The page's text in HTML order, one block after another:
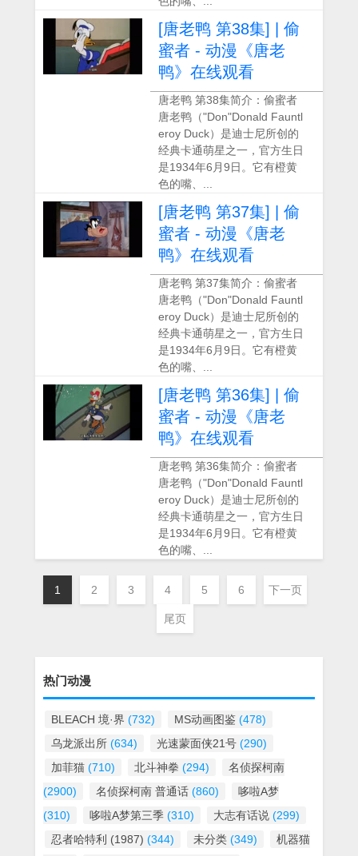
[唐老鸭 第38集] | 偷
蜜者 - 动漫《唐老
鸭》在线观看
唐老鸭 第38集简介：偷蜜者
唐老鸭（"Don"Donald Fauntl
eroy Duck）是迪士尼所创的
经典卡通萌星之一，官方生日
是1934年6月9日。它有橙黄
色的嘴、...
[唐老鸭 第37集] | 偷
蜜者 - 动漫《唐老
鸭》在线观看
唐老鸭 第37集简介：偷蜜者
唐老鸭（"Don"Donald Fauntl
eroy Duck）是迪士尼所创的
经典卡通萌星之一，官方生日
是1934年6月9日。它有橙黄
色的嘴、...
[唐老鸭 第36集] | 偷
蜜者 - 动漫《唐老
鸭》在线观看
唐老鸭 第36集简介：偷蜜者
唐老鸭（"Don"Donald Fauntl
eroy Duck）是迪士尼所创的
经典卡通萌星之一，官方生日
是1934年6月9日。它有橙黄
色的嘴、...
1 2 3 4 5 6 下一页
尾页
热门动漫
BLEACH 境·界 (732) MS动画图鉴 (478)
乌龙派出所 (634) 光速蒙面侠21号 (290)
加菲猫 (710) 北斗神拳 (294)
名侦探柯南
(2900)
名侦探柯南 普通话 (860)
哆啦A梦
(310)
哆啦A梦第三季 (310) 大志有话说 (299)
忍者哈特利 (1987) (344) 未分类 (349)
机器猫